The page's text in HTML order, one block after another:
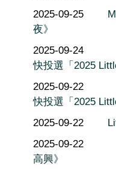
2025-09-25
夜》
2025-09-24
快投選「2025
2025-09-22
快投選「2025
2025-09-22
2025-09-22
高興》